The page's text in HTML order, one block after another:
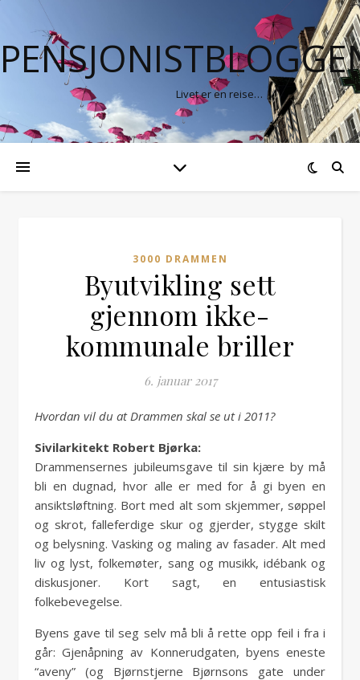
Livet er en reise…
3000 DRAMMEN
Byutvikling sett
gjennom ikke-
kommunale briller
6. januar 2017
Hvordan vil du at Drammen skal se ut i 2011?
Sivilarkitekt Robert Bjørka:
Drammensernes jubileumsgave til sin kjære by må
bli en dugnad, hvor alle er med for å gi byen en
ansiktsløftning. Bort med alt som skjemmer, søppel
og skrot, falleferdige skur og gjerder, stygge skilt
og belysning. Vasking og maling av fasader. Alt med
liv og lyst, folkemøter, sang og musikk, idébank og
diskusjoner. Kort sagt, en entusiastisk
folkebevegelse.
Byens gave til seg selv må bli å rette opp feil i fra i
går: Gjenåpning av Konnerudgaten, byens eneste
“aveny” (og Bjørnstjerne Bjørnsons gate under